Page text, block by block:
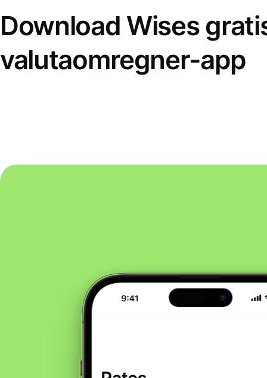
Download Wises
valutaomregner-app